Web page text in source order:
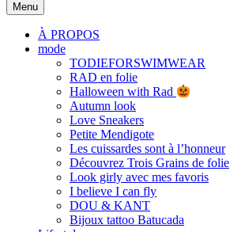
Menu
À PROPOS
mode
TODIEFORSWIMWEAR
RAD en folie
Halloween with Rad
Autumn look
Love Sneakers
Petite Mendigote
Les cuissardes sont à l’honneur
Découvrez Trois Grains de folie
Look girly avec mes favoris
I believe I can fly
DOU & KANT
Bijoux tattoo Batucada